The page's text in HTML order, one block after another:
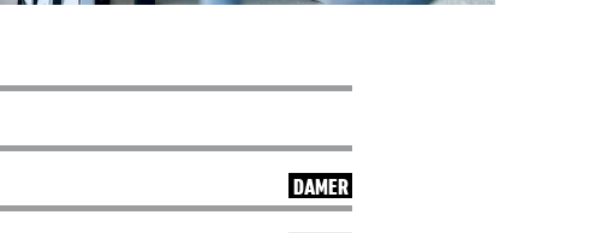
DAMER